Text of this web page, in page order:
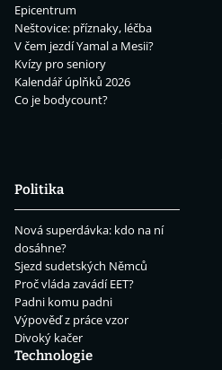
Epicentrum
Neštovice: příznaky, léčba
V čem jezdí Yamal a Mesii?
Kvízy pro seniory
Kalendář úplňků 2026
Co je bodycount?
Politika
Nová superdávka: kdo na ní
dosáhne?
Sjezd sudetských Němců
Proč vláda zavádí EET?
Padni komu padni
Výpověď z práce vzor
Divoký kačer
Technologie